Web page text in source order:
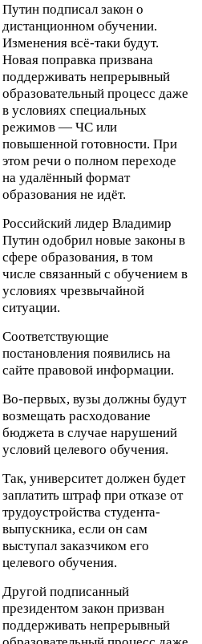
Путин подписал закон о
дистанционном обучении.
Изменения всё-таки будут.
Новая поправка призвана
поддерживать непрерывный
образовательный процесс даже
в условиях специальных
режимов — ЧС или
повышенной готовности. При
этом речи о полном переходе
на удалённый формат
образования не идёт.
Российский лидер Владимир
Путин одобрил новые законы в
сфере образования, в том
числе связанный с обучением в
условиях чрезвычайной
ситуации.
Соответствующие
постановления появились на
сайте правовой информации.
Во-первых, вузы должны будут
возмещать расходование
бюджета в случае нарушений
условий целевого обучения.
Так, университет должен будет
заплатить штраф при отказе от
трудоустройства студента-
выпускника, если он сам
выступал заказчиком его
целевого обучения.
Другой подписанный
президентом закон призван
поддерживать непрерывный